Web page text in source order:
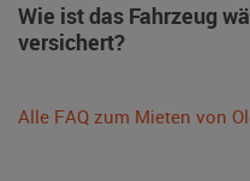
Wie ist das Fahrzeug
versichert?
Alle FAQ zum Mieten von